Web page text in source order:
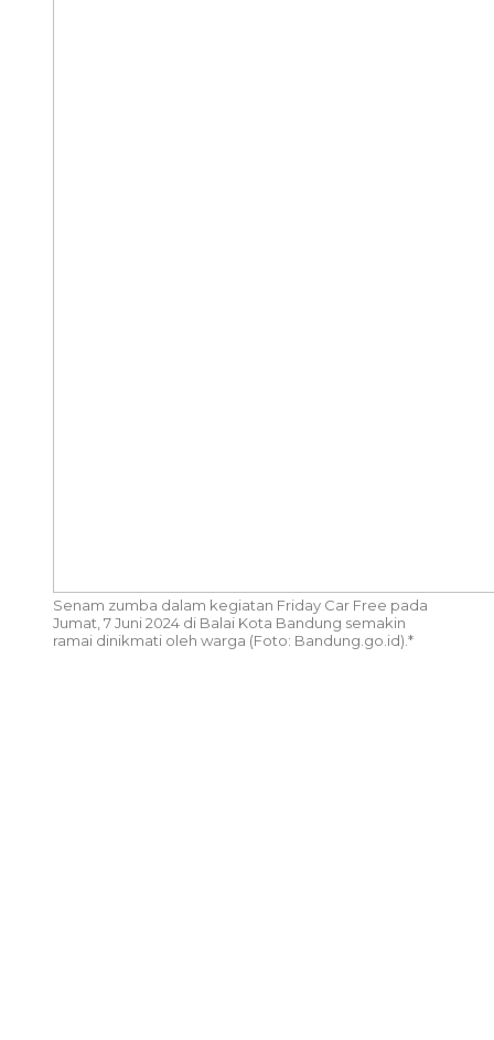
Senam zumba dalam kegiatan Friday Car Free pada
Jumat, 7 Juni 2024 di Balai Kota Bandung semakin
ramai dinikmati oleh warga (Foto: Bandung.go.id).*